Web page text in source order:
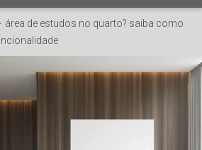
área de estudos no quarto? saiba como